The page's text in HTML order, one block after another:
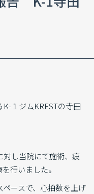
１ジムKRESTの寺田
対し当院にて施術、疲
行いました。
ースで、心拍数を上げ